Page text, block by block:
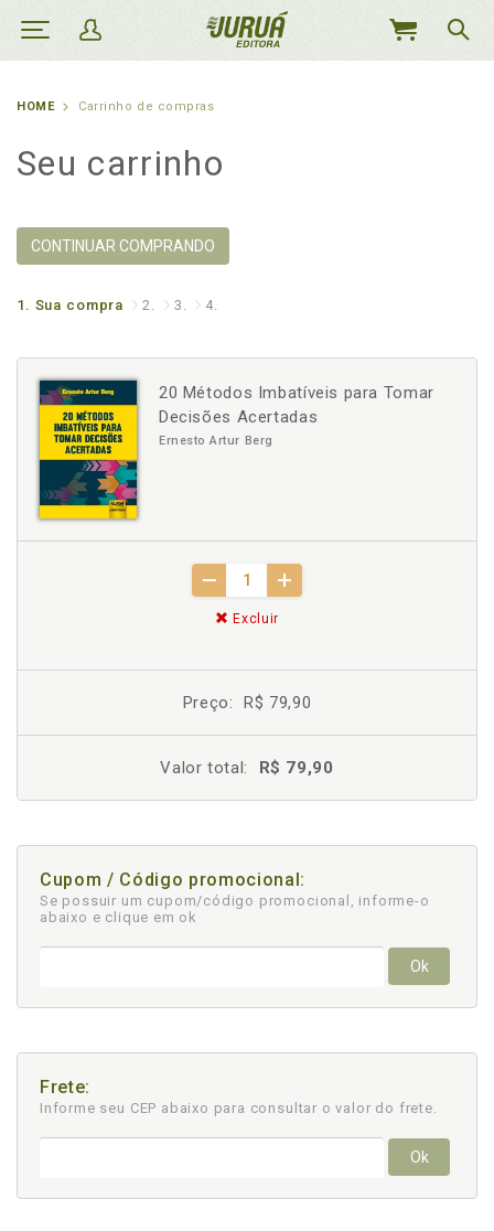
MEU
HOME Carrinho de compras
Seu carrinho
CONTINUAR COMPRANDO
1. Sua compra 2. 3. 4.
20 Métodos Imbatíveis para Tomar
Decisões Acertadas
Ernesto Artur Berg
Excluir
Preço: R$ 79,90
Valor total: R$ 79,90
Cupom / Código promocional:
Se possuir um cupom/código promocional, informe-o
abaixo e clique em ok
Ok
Frete:
Informe seu CEP abaixo para consultar o valor do frete.
Ok